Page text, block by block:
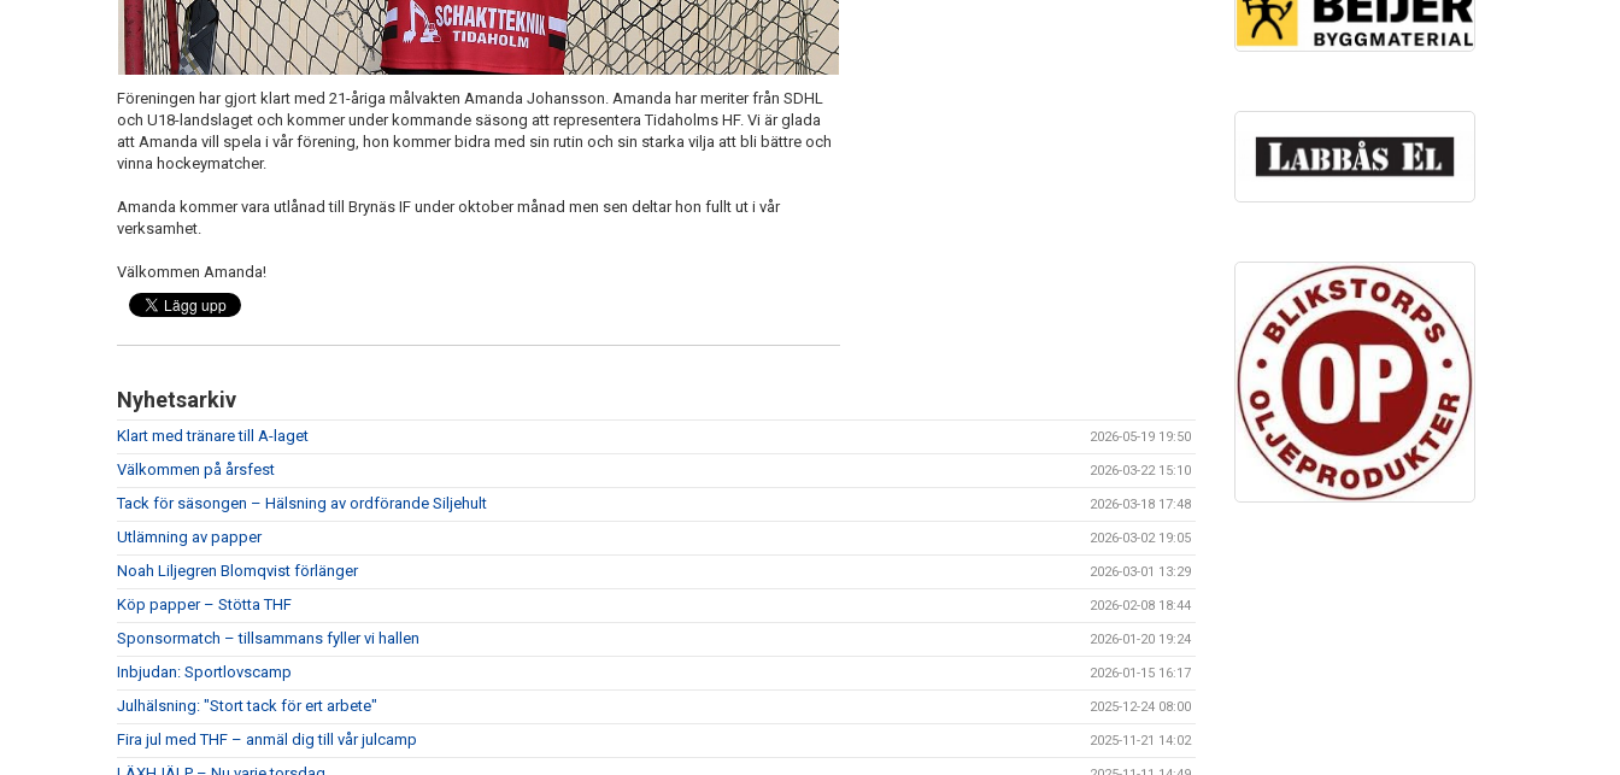
Föreningen har gjort klart med 21-åriga målvakten Amanda Johansson. Amanda har meriter från SDHL
och U18-landslaget och kommer under kommande säsong att representera Tidaholms HF. Vi är glada
att Amanda vill spela i vår förening, hon kommer bidra med sin rutin och sin starka vilja att bli bättre och
vinna hockeymatcher.
Amanda kommer vara utlånad till Brynäs IF under oktober månad men sen deltar hon fullt ut i vår
verksamhet.
Välkommen Amanda!
Nyhetsarkiv
Klart med tränare till A-laget 2026-05-19 19:50
Välkommen på årsfest 2026-03-22 15:10
Tack för säsongen – Hälsning av ordförande Siljehult 2026-03-18 17:48
Utlämning av papper 2026-03-02 19:05
Noah Liljegren Blomqvist förlänger 2026-03-01 13:29
Köp papper – Stötta THF 2026-02-08 18:44
Sponsormatch – tillsammans fyller vi hallen 2026-01-20 19:24
Inbjudan: Sportlovscamp 2026-01-15 16:17
Julhälsning: "Stort tack för ert arbete" 2025-12-24 08:00
Fira jul med THF – anmäl dig till vår julcamp 2025-11-21 14:02